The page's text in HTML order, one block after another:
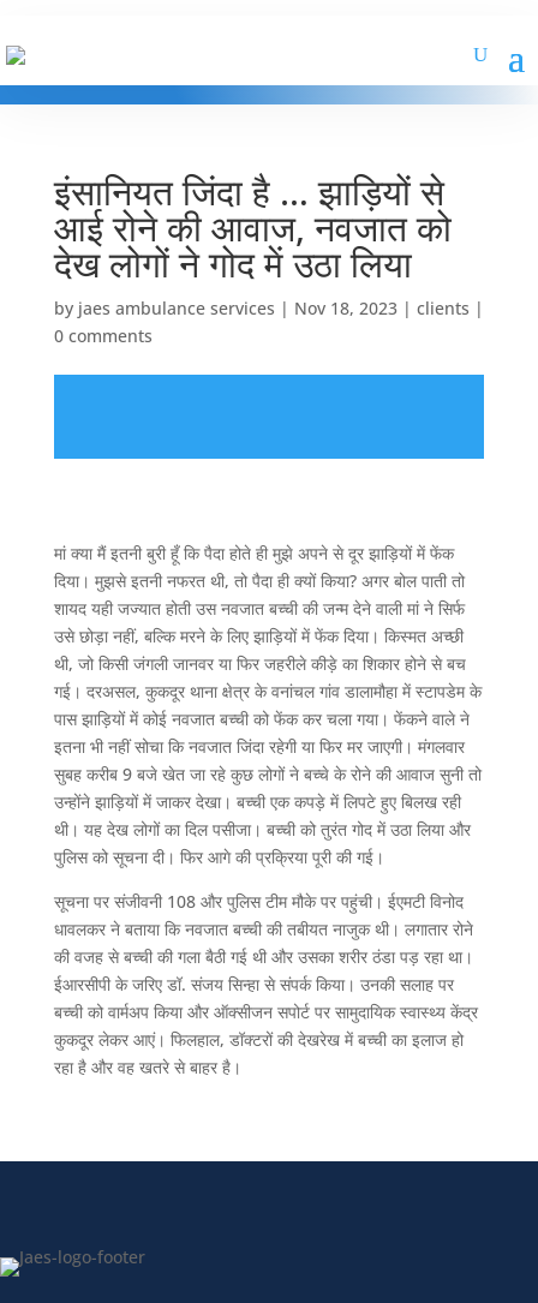
इंसानियत जिंदा है … झाड़ियों से
आई रोने की आवाज, नवजात को
देख लोगों ने गोद में उठा लिया
by jaes ambulance services | Nov 18, 2023| clients |
0 comments
मां क्या मैं इतनी बुरी हूँ कि पैदा होते ही मुझे अपने से दूर झाड़ियों में फेंक
दिया। मुझसे इतनी नफरत थी, तो पैदा ही क्यों किया? अगर बोल पाती तो
शायद यही जज्यात होती उस नवजात बच्ची की जन्म देने वाली मां ने सिर्फ
उसे छोड़ा नहीं, बल्कि मरने के लिए झाड़ियों में फेंक दिया। किस्मत अच्छी
थी, जो किसी जंगली जानवर या फिर जहरीले कीड़े का शिकार होने से बच
गई। दरअसल, कुकदूर थाना क्षेत्र के वनांचल गांव डालामौहा में स्टापडेम के
पास झाड़ियों में कोई नवजात बच्ची को फेंक कर चला गया। फेंकने वाले ने
इतना भी नहीं सोचा कि नवजात जिंदा रहेगी या फिर मर जाएगी। मंगलवार
सुबह करीब 9 बजे खेत जा रहे कुछ लोगों ने बच्चे के रोने की आवाज सुनी तो
उन्होंने झाड़ियों में जाकर देखा। बच्ची एक कपड़े में लिपटे हुए बिलख रही
थी। यह देख लोगों का दिल पसीजा। बच्ची को तुरंत गोद में उठा लिया और
पुलिस को सूचना दी। फिर आगे की प्रक्रिया पूरी की गई।
सूचना पर संजीवनी 108 और पुलिस टीम मौके पर पहुंची। ईएमटी विनोद
धावलकर ने बताया कि नवजात बच्ची की तबीयत नाजुक थी। लगातार रोने
की वजह से बच्ची की गला बैठी गई थी और उसका शरीर ठंडा पड़ रहा था।
ईआरसीपी के जरिए डॉ. संजय सिन्हा से संपर्क किया। उनकी सलाह पर
बच्ची को वार्मअप किया और ऑक्सीजन सपोर्ट पर सामुदायिक स्वास्थ्य केंद्र
कुकदूर लेकर आएं। फिलहाल, डॉक्टरों की देखरेख में बच्ची का इलाज हो
रहा है और वह खतरे से बाहर है।